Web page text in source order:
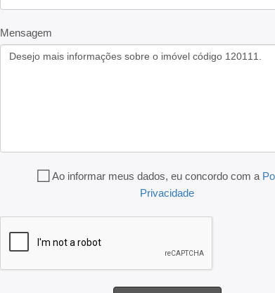
Mensagem
Ao informar meus dados, eu concordo com a
Privacidade